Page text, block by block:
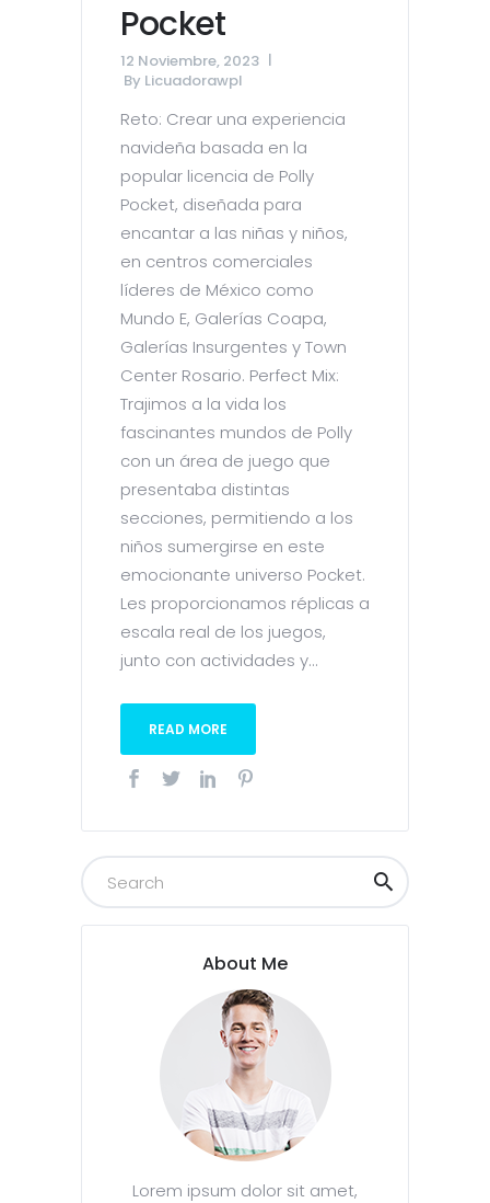
Pocket
12 Noviembre, 2023
By Licuadorawpl
Reto: Crear una experiencia
navideña basada en la
popular licencia de Polly
Pocket, diseñada para
encantar a las niñas y niños,
en centros comerciales
líderes de México como
Mundo E, Galerías Coapa,
Galerías Insurgentes y Town
Center Rosario. Perfect Mix:
Trajimos a la vida los
fascinantes mundos de Polly
con un área de juego que
presentaba distintas
secciones, permitiendo a los
niños sumergirse en este
emocionante universo Pocket.
Les proporcionamos réplicas a
escala real de los juegos,
junto con actividades y...
READ MORE
About Me
Lorem ipsum dolor sit amet,